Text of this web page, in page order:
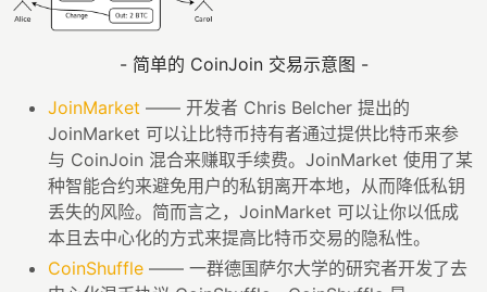
- 简单的 CoinJoin 交易示意图 -
JoinMarket —— 开发者 Chris Belcher 提出的
JoinMarket 可以让比特币持有者通过提供比特币来参
与 CoinJoin 混合来赚取手续费。JoinMarket 使用了某
种智能合约来避免用户的私钥离开本地，从而降低私钥
丢失的风险。简而言之，JoinMarket 可以让你以低成
本且去中心化的方式来提高比特币交易的隐私性。
CoinShuffle —— 一群德国萨尔大学的研究者开发了去